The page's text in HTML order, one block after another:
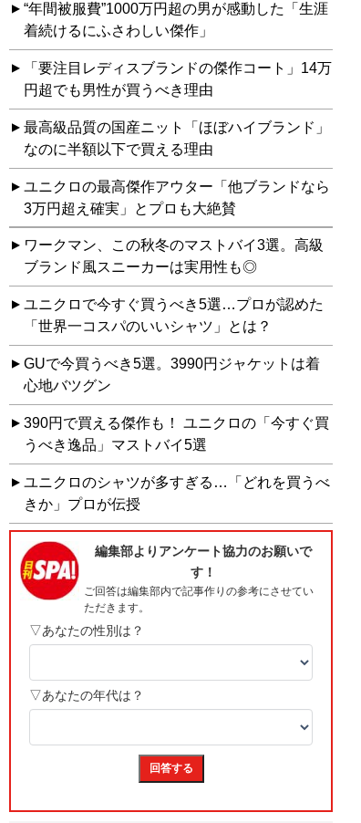
“年間被服費”1000万円超の男が感動した「生涯
着続けるにふさわしい傑作」
「要注目レディスブランドの傑作コート」14万
円超でも男性が買うべき理由
最高級品質の国産ニット「ほぼハイブランド」
なのに半額以下で買える理由
ユニクロの最高傑作アウター「他ブランドなら
3万円超え確実」とプロも大絶賛
ワークマン、この秋冬のマストバイ3選。高級
ブランド風スニーカーは実用性も◎
ユニクロで今すぐ買うべき5選…プロが認めた
「世界一コスパのいいシャツ」とは？
GUで今買うべき5選。3990円ジャケットは着
心地バツグン
390円で買える傑作も！ ユニクロの「今すぐ買
うべき逸品」マストバイ5選
ユニクロのシャツが多すぎる…「どれを買うべ
きか」プロが伝授